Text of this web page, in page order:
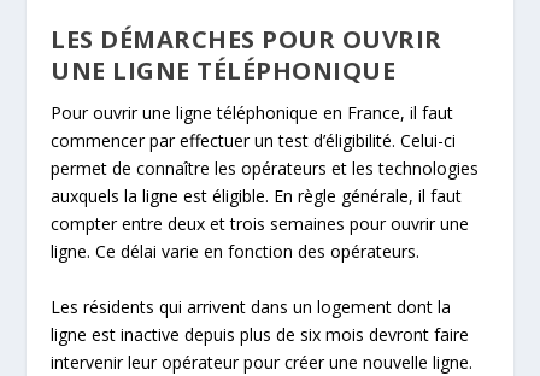
LES DÉMARCHES POUR OUVRIR
UNE LIGNE TÉLÉPHONIQUE
Pour ouvrir une ligne téléphonique en France, il faut
commencer par effectuer un test d’éligibilité. Celui-ci
permet de connaître les opérateurs et les technologies
auxquels la ligne est éligible. En règle générale, il faut
compter entre deux et trois semaines pour ouvrir une
ligne. Ce délai varie en fonction des opérateurs.
Les résidents qui arrivent dans un logement dont la
ligne est inactive depuis plus de six mois devront faire
intervenir leur opérateur pour créer une nouvelle ligne.